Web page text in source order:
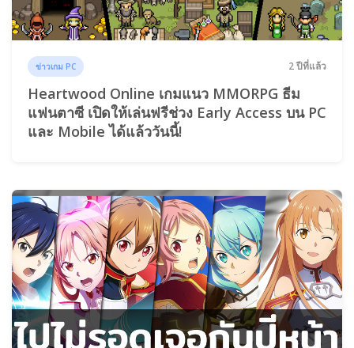
ข่าวเกม PC 2 ปีที่แล้ว
Heartwood Online เกมแนว MMORPG ธีม
แฟนตาซี เปิดให้เล่นฟรีช่วง Early Access บน PC
และ Mobile ได้แล้ววันนี้!